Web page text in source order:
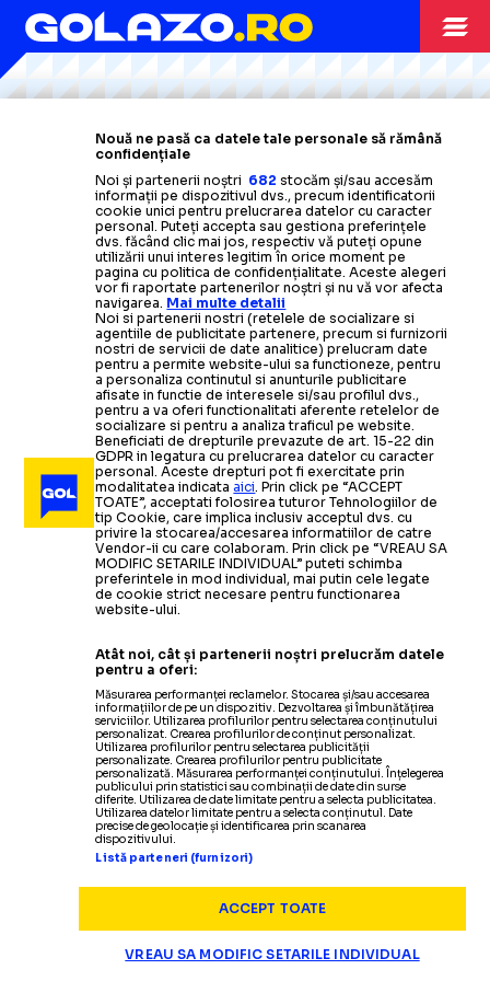
Citește mai mult
Citește mai mult
Citește mai mult
Citește mai mult
Citește mai mult
CAMPIONATUL MONDIAL 06.07
NEBUNIE LA OSLO VIDEO+FOTO:10% din populație
a sărbătorit în stradăcalificarea Norvegiei în
sferturile CM 2026
30.06
CÎRSTEA, VICTORIE IMPORTANTĂ Soranas-acalificat
turul 2 la Wimbledon.E aproapesă-șiegaleze
recordul! Pe cine va întâlni
CAMPIONATUL MONDIAL 27.06
CINE SE CALIFICĂ DE PE LOCUL 3 LA CM 2026?
Calcule.Cum arată clasamentul, care sunt criteriile
de departajare și cine are cele mai mari șanse să
ajungă înfaza eliminatorie
DOUĂ ROMÂNCE PE
TABLOUL
PRINCIPAL
Gabriela Ruse s-aimpus în fața lui
Taylor Townsend și i se alătură
Irinei Begu la Bad Homburg
Citește mai mult
IRINA BEGU, PE
TABLOUL
PRINCIPAL
Adversara era mare favorită, dar
românca aînvins-oîn două seturi.
Ce urmează laBad Homburg
Citește mai mult
„AMBIȚIA NU ARE TERMEN DE EXPIRARE” Sorana
Cîrstea, despreparcursul de visde la Roland Garros:
„Societatea ne etichetează”
SORANA, VICTORIE DE SENZAȚIE! Românca a
Aryna Sabalenka,#1 WTA: „E foarte
plăcut să obții un așa rezultat”. Cum ar putea amâna
23.04
JAQUELINE, ÎN
TURUL TREI LA
MADRID
SORANA CÎRSTEA,
ÎN SFERTURI
NATIONALA 01.04
„PROBLEMA E
MULT MAI
ADÂNCĂ”
Nouă ne pasă ca datele tale personale să rămână
confidențiale
Noi și partenerii noștri 682 stocăm și/sau accesăm
informații pe dispozitivul dvs., precum identificatorii
cookie unici pentru prelucrarea datelor cu caracter
personal. Puteți accepta sau gestiona preferințele
dvs. făcând clic mai jos, respectiv vă puteți opune
utilizării unui interes legitim în orice moment pe
pagina cu politica de confidențialitate. Aceste alegeri
vor fi raportate partenerilor noștri și nu vă vor afecta
navigarea. Mai multe detalii
Noi si partenerii nostri (retelele de socializare si
agentiile de publicitate partenere, precum si furnizorii
nostri de servicii de date analitice) prelucram date
pentru a permite website-ului sa functioneze, pentru
a personaliza continutul si anunturile publicitare
afisate in functie de interesele si/sau profilul dvs.,
pentru a va oferi functionalitati aferente retelelor de
socializare si pentru a analiza traficul pe website.
Beneficiati de drepturile prevazute de art. 15-22 din
GDPR in legatura cu prelucrarea datelor cu caracter
personal. Aceste drepturi pot fi exercitate prin
modalitatea indicataaici . Prin click pe “ACCEPT
TOATE”, acceptati folosirea tuturor Tehnologiilor de
tip Cookie, care implica inclusiv acceptul dvs. cu
privire la stocarea/accesarea informatiilor de catre
Vendor-ii cu care colaboram. Prin click pe “VREAU SA
MODIFIC SETARILE INDIVIDUAL” puteti schimba
preferintele in mod individual, mai putin cele legate
de cookie strict necesare pentru functionarea
website-ului.
Atât noi, cât și partenerii noștri prelucrăm datele
pentru a oferi:
Măsurarea performanței reclamelor. Stocarea și/sau accesarea
informațiilor de pe un dispozitiv. Dezvoltarea și îmbunătățirea
serviciilor. Utilizarea profilurilor pentru selectarea conținutului
personalizat. Crearea profilurilor de conținut personalizat.
Utilizarea profilurilor pentru selectarea publicității
personalizate. Crearea profilurilor pentru publicitate
personalizată. Măsurarea performanței conținutului. Înțelegerea
publicului prin statistici sau combinații de date din surse
diferite. Utilizarea de date limitate pentru a selecta publicitatea.
Utilizarea datelor limitate pentru a selecta conținutul. Date
precise de geolocație și identificarea prin scanarea
dispozitivului.
Listă parteneri (furnizori)
ACCEPT TOATE
VREAU SA MODIFIC SETARILE INDIVIDUAL